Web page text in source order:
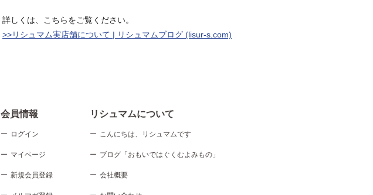
詳しくは、こちらをご覧ください。
>>リシュマム実店舗について | リシュマムブログ (lisur-s.com)
会員情報
ログイン
マイページ
新規会員登録
リシュマムについて
こんにちは、リシュマムです
ブログ「おもいではぐくむよみもの」
会社概要